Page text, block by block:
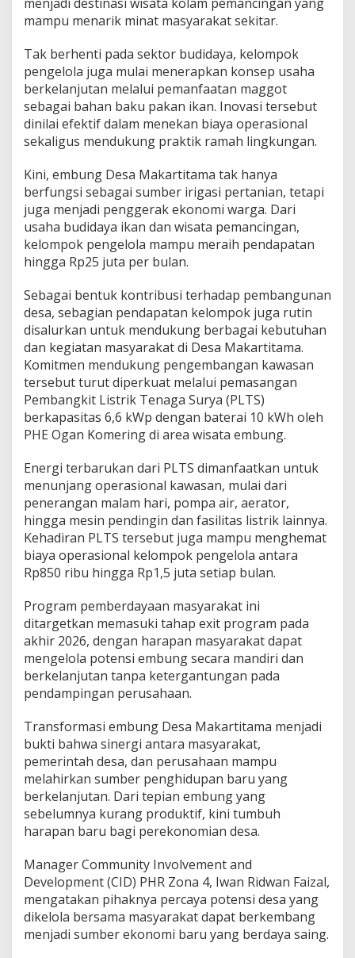
g
a
mampu menarik minat masyarakat sekitar.
Tak berhenti pada sektor budidaya, kelompok
pengelola juga mulai menerapkan konsep usaha
berkelanjutan melalui pemanfaatan maggot
sebagai bahan baku pakan ikan. Inovasi tersebut
dinilai efektif dalam menekan biaya operasional
sekaligus mendukung praktik ramah lingkungan.
Kini, embung Desa Makartitama tak hanya
berfungsi sebagai sumber irigasi pertanian, tetapi
juga menjadi penggerak ekonomi warga. Dari
usaha budidaya ikan dan wisata pemancingan,
kelompok pengelola mampu meraih pendapatan
hingga Rp25 juta per bulan.
Sebagai bentuk kontribusi terhadap pembangunan
desa, sebagian pendapatan kelompok juga rutin
disalurkan untuk mendukung berbagai kebutuhan
dan kegiatan masyarakat di Desa Makartitama.
Komitmen mendukung pengembangan kawasan
tersebut turut diperkuat melalui pemasangan
Pembangkit Listrik Tenaga Surya (PLTS)
berkapasitas 6,6 kWp dengan baterai 10 kWh oleh
PHE Ogan Komering di area wisata embung.
Energi terbarukan dari PLTS dimanfaatkan untuk
menunjang operasional kawasan, mulai dari
penerangan malam hari, pompa air, aerator,
hingga mesin pendingin dan fasilitas listrik lainnya.
Kehadiran PLTS tersebut juga mampu menghemat
biaya operasional kelompok pengelola antara
Rp850 ribu hingga Rp1,5 juta setiap bulan.
Program pemberdayaan masyarakat ini
ditargetkan memasuki tahap exit program pada
akhir 2026, dengan harapan masyarakat dapat
mengelola potensi embung secara mandiri dan
berkelanjutan tanpa ketergantungan pada
pendampingan perusahaan.
Transformasi embung Desa Makartitama menjadi
bukti bahwa sinergi antara masyarakat,
pemerintah desa, dan perusahaan mampu
melahirkan sumber penghidupan baru yang
berkelanjutan. Dari tepian embung yang
sebelumnya kurang produktif, kini tumbuh
harapan baru bagi perekonomian desa.
Manager Community Involvement and
Development (CID) PHR Zona 4, Iwan Ridwan Faizal,
mengatakan pihaknya percaya potensi desa yang
dikelola bersama masyarakat dapat berkembang
menjadi sumber ekonomi baru yang berdaya saing.